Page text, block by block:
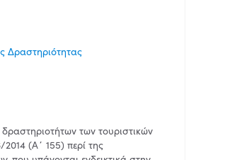
Δραστηριότητας
των τουριστικών
(Α΄ 155) περί της